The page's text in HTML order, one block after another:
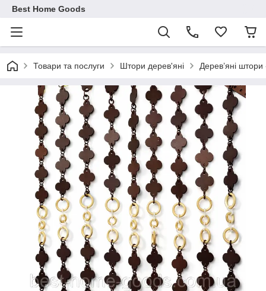
Best Home Goods
Товари та послуги Штори дерев'яні Дерев’яні штори